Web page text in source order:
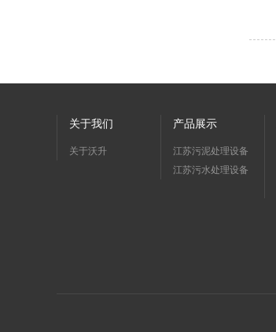
关于我们
关于沃升
产品展示
江苏污泥处理设备
江苏污水处理设备